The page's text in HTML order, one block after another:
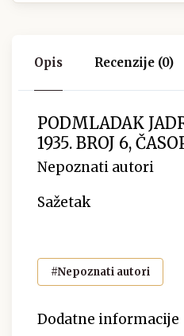
Opis Recenzije (0)
PODMLADAK
1935. BROJ 6,
Nepoznati autori
Sažetak
#Nepoznati autori
Dodatne informacije